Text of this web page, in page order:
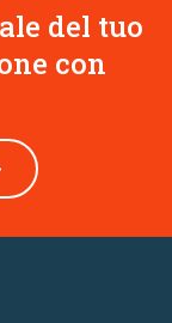
del tuo
con